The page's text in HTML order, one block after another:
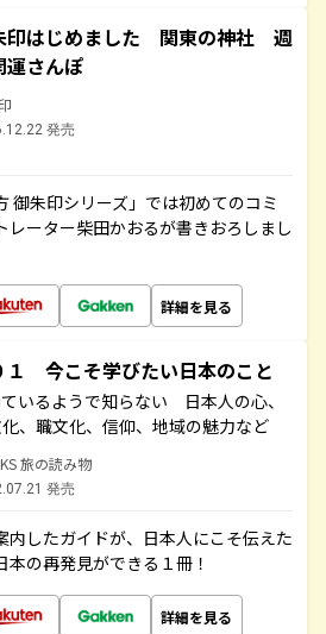
印はじめました 関東の神社 週
運さんぽ
発売
御朱印シリーズ」では初めてのコミ
レーター柴田かおるが書きおろしまし
詳細を見る
１ 今こそ学びたい日本のこと
いるようで知らない 日本人の心、
、職文化、信仰、地域の魅力など
旅の読み物
発売
内したガイドが、日本人にこそ伝えた
の再発見ができる１冊！
詳細を見る